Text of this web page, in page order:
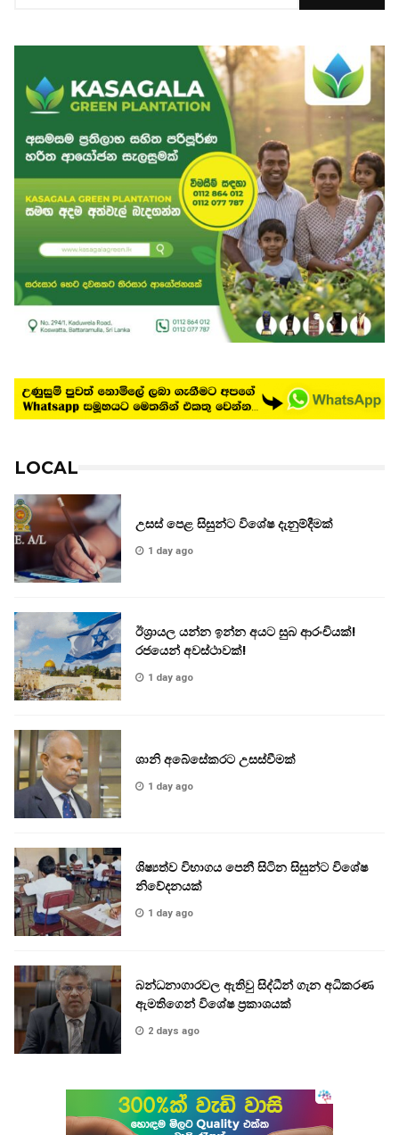
LOCAL
උසස් පෙළ සිසුන්ට විශේෂ දැනුම්දීමක්
1 day ago
ඊශ්‍රායල යන්න ඉන්න අයට සුබ ආරංචියක්!
‍රජයෙන් අවස්ථාවක්!
1 day ago
ශානි අබේසේකරට උසස්වීමක්
1 day ago
ශිෂ්‍යත්ව විභාගය පෙනී සිටින සිසුන්ට විශේෂ
නිවේදනයක්
1 day ago
බන්ධනාගාරවල ඇතිවු සිද්ධීන් ගැන අධිකරණ
ඇමතිගෙන් විශේෂ ප්‍රකාශයක්
2 days ago